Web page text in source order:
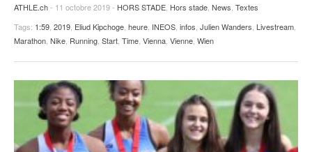
ATHLE.ch- 11 octobre 2019 - HORS STADE Hors stade News Textes
Tags: 1:59 2019 Eliud Kipchoge heure INEOS infos Julien Wanders Livestream
Marathon Nike Running Start Time Vienna Vienne Wien